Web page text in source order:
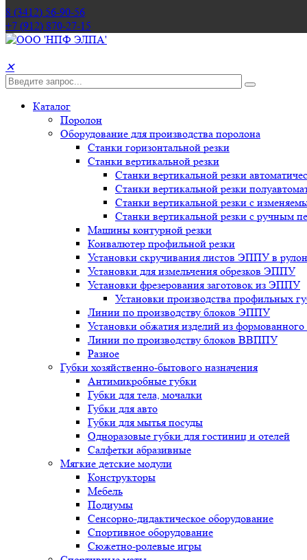
8 (3412) 56-90-56
+7 (912) 870-27-15
✕
Каталог
Поролон
Оборудование для производства поролона
Станки горизонтальной резки
Станки вертикальной резки
Станки вертикальной резки
Станки вертикальной резки
Станки вертикальной резки с
Станки вертикальной резки с ручным
Машины контурной резки
Конвалютер профильной резки
Установки скручивания листов ЭППУ в
Установки для измельчения обрезков ЭППУ
Установки фрезерования заготовок из ЭППУ
Установки производства профильных
Линии по производству блоков ЭППУ
Установки обжатия изделий из
Линии по производству блоков ВВППУ
Разное
Губки хозяйственно-бытового назначения
Антимикробные губки
Губки для тела, мочалки
Губки для авто
Губки для мытья посуды
Одноразовые губки для гостиниц и отелей
Салфетки абразивные
Мягкие детские модули
Конструкторы
Мебель
Подиумы
Сенсорно-дидактическое оборудование
Спортивное оборудование
Сюжетно-ролевые игры